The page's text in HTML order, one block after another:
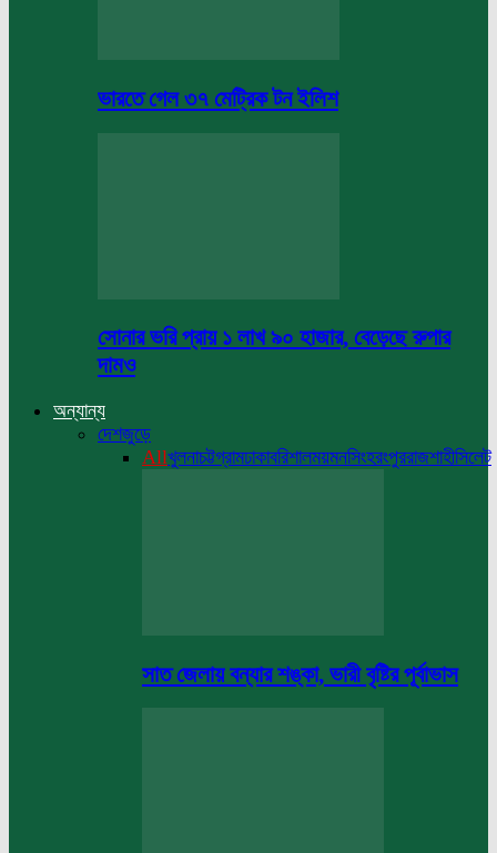
ভারতে গেল ৩৭ মেট্রিক টন ইলিশ
সোনার ভরি প্রায় ১ লাখ ৯০ হাজার, বেড়েছে রুপার
দামও
অন্যান্য
দেশজুড়ে
Allখুলনাচট্টগ্রামঢাকাবরিশালময়মনসিংহরংপুররাজশাহীসিলেট
সাত জেলায় বন্যার শঙ্কা, ভারী বৃষ্টির পূর্বাভাস